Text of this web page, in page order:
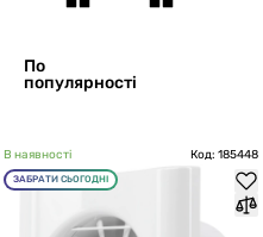
По
популярності
В наявності Код: 185448
ЗАБРАТИ СЬОГОДНІ